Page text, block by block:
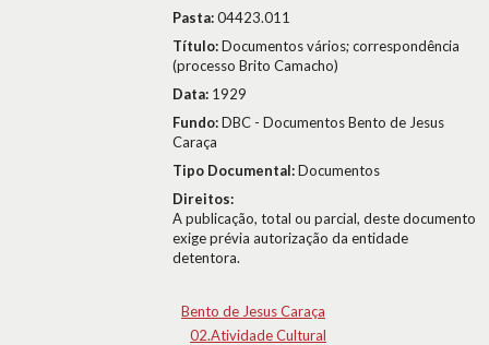
Pasta:04423.011
Título:Documentos vários; correspondência
(processo Brito Camacho)
Data: 1929
Fundo:DBC - Documentos Bento de Jesus
Caraça
Tipo Documental:Documentos
Direitos:
A publicação, total ou parcial, deste documento
exige prévia autorização da entidade
detentora.
Bento de Jesus Caraça
02.Atividade Cultural